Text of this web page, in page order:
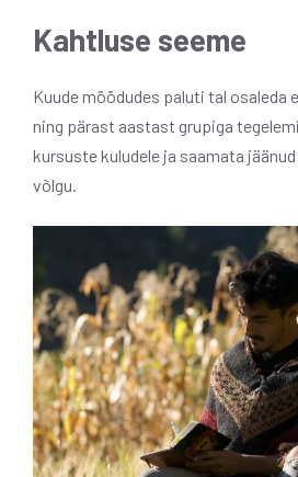
Kahtluse seeme
Kuude möödudes paluti tal osaleda
ning pärast aastast grupiga
kursuste kuludele ja saamata
võlgu.